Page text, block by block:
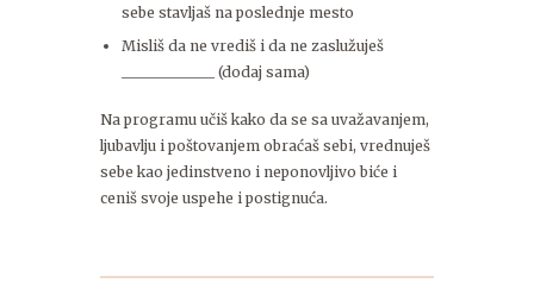
sebe stavljaš na poslednje mesto
Misliš da ne vrediš i da ne zaslužuješ
_____________ (dodaj sama)
Na programu učiš kako da se sa uvažavanjem,
ljubavlju i poštovanjem obraćaš sebi, vrednuješ
sebe kao jedinstveno i neponovljivo biće i
ceniš svoje uspehe i postignuća.